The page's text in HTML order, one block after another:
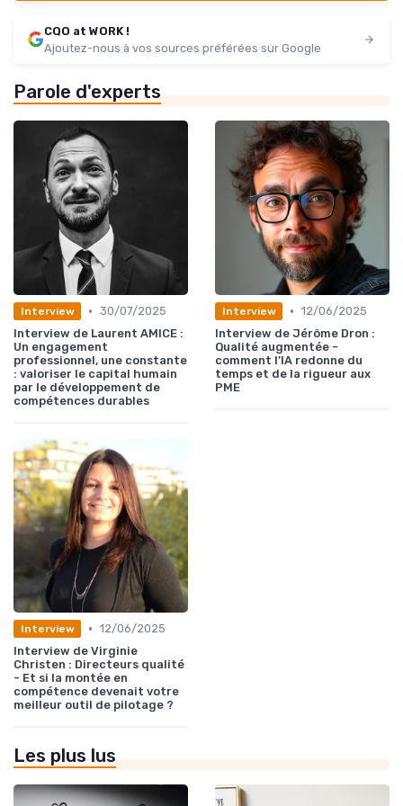
CQO at WORK !
Ajoutez-nous à vos sources préférées sur Google
Parole d'experts
Interview • 30/07/2025
Interview de Laurent AMICE :
Un engagement
professionnel, une constante
: valoriser le capital humain
par le développement de
compétences durables
Interview • 12/06/2025
Interview de Jérôme Dron :
Qualité augmentée -
comment l’IA redonne du
temps et de la rigueur aux
PME
Interview • 12/06/2025
Interview de Virginie
Christen : Directeurs qualité
- Et si la montée en
compétence devenait votre
meilleur outil de pilotage ?
Les plus lus